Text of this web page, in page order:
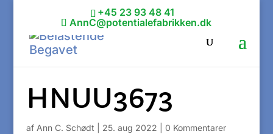
+45 23 93 48 41
AnnC@potentialefabrikken.dk
HNUU3673
af Ann C. Schødt 25. aug 2022 0 Kommentarer